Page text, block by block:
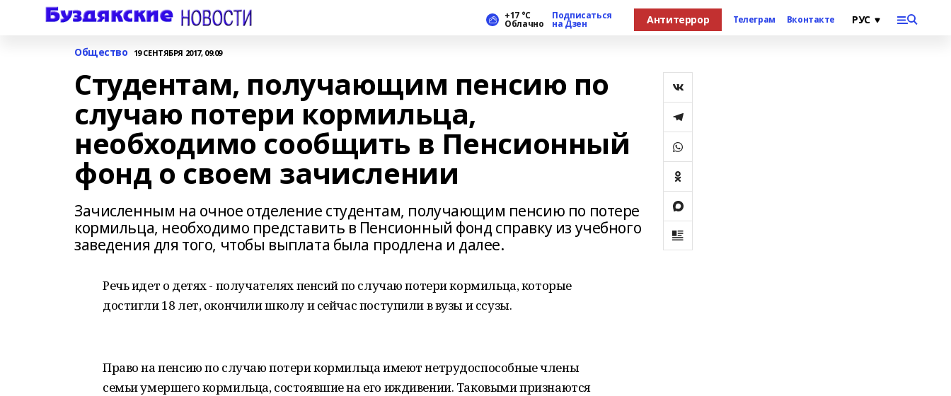
+17 °С
Облачно
Подписаться
на Дзен Антитеррор Телеграм Вконтакте
Общество 19 СЕНТЯБРЯ 2017, 09:09
Студентам, получающим пенсию по
случаю потери кормильца,
необходимо сообщить в Пенсионный
фонд о своем зачислении
Зачисленным на очное отделение студентам, получающим пенсию по потере
кормильца, необходимо представить в Пенсионный фонд справку из учебного
заведения для того, чтобы выплата была продлена и далее.
Речь идет о детях - получателях пенсий по случаю потери кормильца, которые
достигли 18 лет, окончили школу и сейчас поступили в вузы и ссузы.
Право на пенсию по случаю потери кормильца имеют нетрудоспособные члены
семьи умершего кормильца, состоявшие на его иждивении. Таковыми признаются